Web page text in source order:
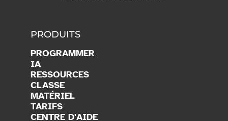
PRODUITS
PROGRAMMER
IA
RESSOURCES
CLASSE
MATÉRIEL
TARIFS
CENTRE D'AIDE